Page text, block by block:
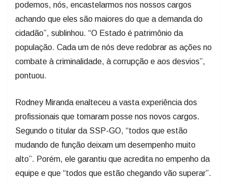
podemos, nós, encastelarmos nos nossos cargos
achando que eles são maiores do que a demanda do
cidadão”, sublinhou. “O Estado é patrimônio da
população. Cada um de nós deve redobrar as ações no
combate à criminalidade, à corrupção e aos desvios”,
pontuou.
Rodney Miranda enalteceu a vasta experiência dos
profissionais que tomaram posse nos novos cargos.
Segundo o titular da SSP-GO, “todos que estão
mudando de função deixam um desempenho muito
alto”. Porém, ele garantiu que acredita no empenho da
equipe e que “todos que estão chegando vão superar”.